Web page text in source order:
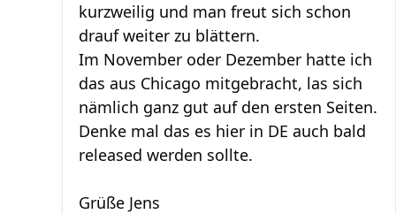
kurzweilig und man freut sich schon
drauf weiter zu blättern.
Im November oder Dezember hatte ich
das aus Chicago mitgebracht, las sich
nämlich ganz gut auf den ersten Seiten.
Denke mal das es hier in DE auch bald
released werden sollte.
Grüße Jens